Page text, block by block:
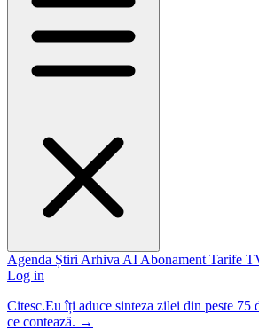
Agenda Știri Arhiva AI Abonament Tarife
Log in
Citesc.Eu îți aduce sinteza zilei din peste 75
ce contează. →